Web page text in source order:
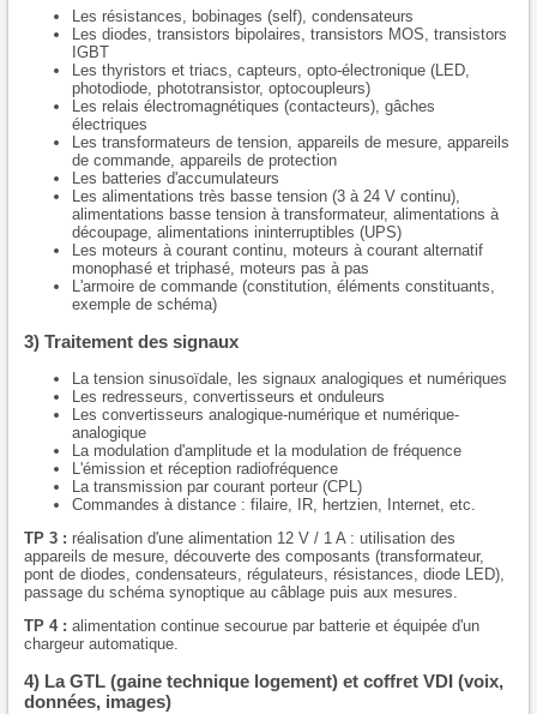
Les résistances, bobinages (self), condensateurs
Les diodes, transistors bipolaires, transistors MOS, transistors
IGBT
Les thyristors et triacs, capteurs, opto-électronique (LED,
photodiode, phototransistor, optocoupleurs)
Les relais électromagnétiques (contacteurs), gâches
électriques
Les transformateurs de tension, appareils de mesure, appareils
de commande, appareils de protection
Les batteries d'accumulateurs
Les alimentations très basse tension (3 à 24 V continu),
alimentations basse tension à transformateur, alimentations à
découpage, alimentations ininterruptibles (UPS)
Les moteurs à courant continu, moteurs à courant alternatif
monophasé et triphasé, moteurs pas à pas
L'armoire de commande (constitution, éléments constituants,
exemple de schéma)
3) Traitement des signaux
La tension sinusoïdale, les signaux analogiques et numériques
Les redresseurs, convertisseurs et onduleurs
Les convertisseurs analogique-numérique et numérique-
analogique
La modulation d'amplitude et la modulation de fréquence
L'émission et réception radiofréquence
La transmission par courant porteur (CPL)
Commandes à distance : filaire, IR, hertzien, Internet, etc.
TP 3 : réalisation d'une alimentation 12 V / 1 A : utilisation des
appareils de mesure, découverte des composants (transformateur,
pont de diodes, condensateurs, régulateurs, résistances, diode LED),
passage du schéma synoptique au câblage puis aux mesures.
TP 4 : alimentation continue secourue par batterie et équipée d'un
chargeur automatique.
4) La GTL (gaine technique logement) et coffret VDI (voix,
données, images)